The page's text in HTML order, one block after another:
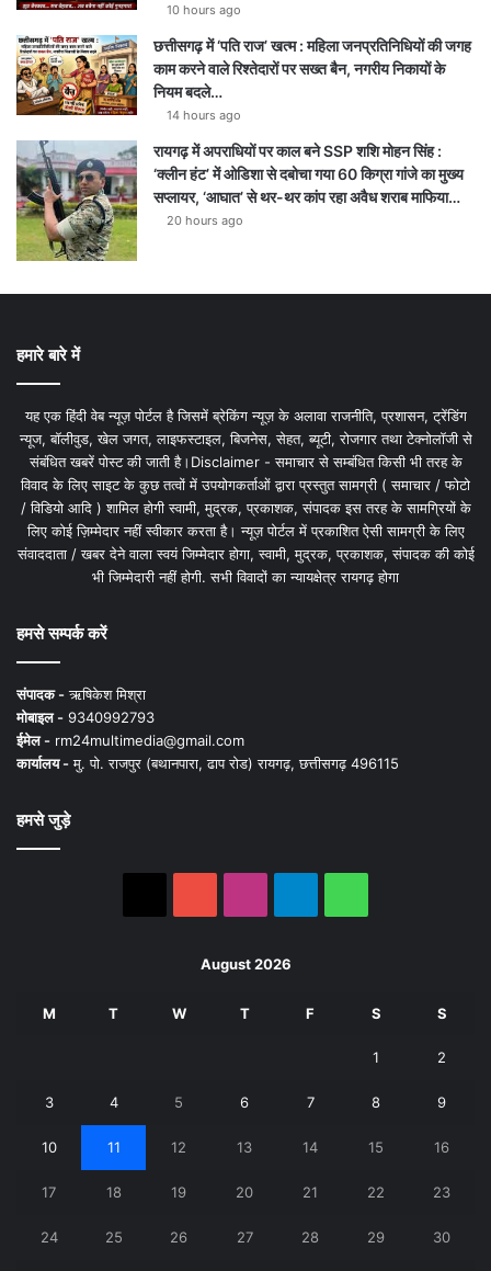
10 hours ago
छत्तीसगढ़ में ‘पति राज’ खत्म : महिला जनप्रतिनिधियों की जगह
काम करने वाले रिश्तेदारों पर सख्त बैन, नगरीय निकायों के
नियम बदले…
14 hours ago
रायगढ़ में अपराधियों पर काल बने SSP शशि मोहन सिंह :
‘क्लीन हंट’ में ओडिशा से दबोचा गया 60 किग्रा गांजे का मुख्य
सप्लायर, ‘आघात’ से थर-थर कांप रहा अवैध शराब माफिया…
20 hours ago
हमारे बारे में
यह एक हिंदी वेब न्यूज़ पोर्टल है जिसमें ब्रेकिंग न्यूज़ के अलावा राजनीति, प्रशासन, ट्रेंडिंग
न्यूज, बॉलीवुड, खेल जगत, लाइफस्टाइल, बिजनेस, सेहत, ब्यूटी, रोजगार तथा टेक्नोलॉजी से
संबंधित खबरें पोस्ट की जाती है।Disclaimer - समाचार से सम्बंधित किसी भी तरह के
विवाद के लिए साइट के कुछ तत्वों में उपयोगकर्ताओं द्वारा प्रस्तुत सामग्री ( समाचार / फोटो
/ विडियो आदि ) शामिल होगी स्वामी, मुद्रक, प्रकाशक, संपादक इस तरह के सामग्रियों के
लिए कोई ज़िम्मेदार नहीं स्वीकार करता है। न्यूज़ पोर्टल में प्रकाशित ऐसी सामग्री के लिए
संवाददाता / खबर देने वाला स्वयं जिम्मेदार होगा, स्वामी, मुद्रक, प्रकाशक, संपादक की कोई
भी जिम्मेदारी नहीं होगी. सभी विवादों का न्यायक्षेत्र रायगढ़ होगा
हमसे सम्पर्क करें
संपादक -ऋषिकेश मिश्रा
मोबाइल - 9340992793
ईमेल - rm24multimedia@gmail.com
कार्यालय -मु. पो. राजपुर (बथानपारा, ढाप रोड) रायगढ़, छत्तीसगढ़ 496115
हमसे जुड़े
August 2026
M T W T F S S
1 2
3 4 5 6 7 8 9
10 11 12 13 14 15 16
17 18 19 20 21 22 23
24 25 26 27 28 29 30